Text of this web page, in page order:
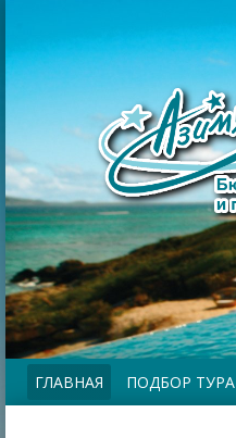
ГЛАВНАЯ ПОДБОР ТУРА